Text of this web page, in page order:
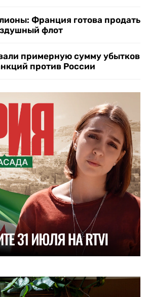
Франция готова продать
флот
примерную сумму убытков
против России